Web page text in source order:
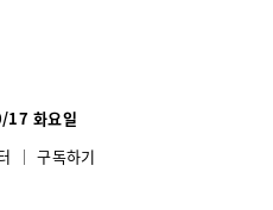
화요일
│구독하기